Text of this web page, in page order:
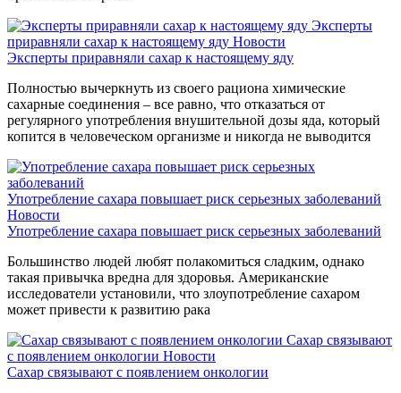
Эксперты
приравняли сахар к настоящему яду Новости
Эксперты приравняли сахар к настоящему яду
Полностью вычеркнуть из своего рациона химические
сахарные соединения – все равно, что отказаться от
регулярного употребления внушительной дозы яда, который
копится в человеческом организме и никогда не выводится
Употребление сахара повышает риск серьезных заболеваний
Новости
Употребление сахара повышает риск серьезных заболеваний
Большинство людей любят полакомиться сладким, однако
такая привычка вредна для здоровья. Американские
исследователи установили, что злоупотребление сахаром
может привести к развитию рака
Сахар связывают
с появлением онкологии Новости
Сахар связывают с появлением онкологии